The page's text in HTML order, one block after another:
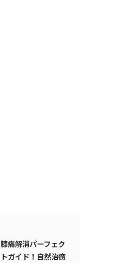
膝痛解消パーフェク
トガイド！自然治癒